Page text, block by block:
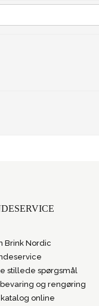
Brink Nordic
stillede spørgsmål
og rengøring
online